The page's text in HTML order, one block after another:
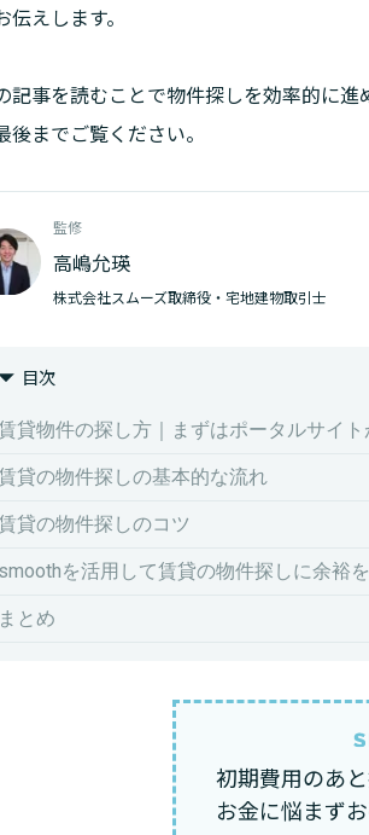
伝えします。
記事を読むことで物件探しを効率的に
後までご覧ください。
監修
高嶋允瑛
株式会社スムーズ取締役・宅地建物取引士
目次
貸物件の探し方｜まずはポータルサイ
貸の物件探しの基本的な流れ
貸の物件探しのコツ
smoothを活用して賃貸の物件探しに余裕
まとめ
初期費用のあ
お金に悩まず